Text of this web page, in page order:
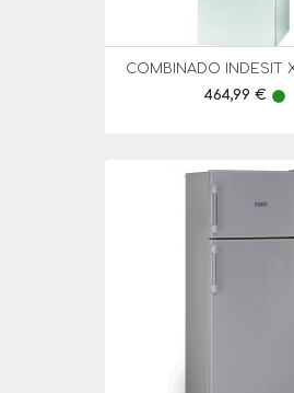
COMBINADO INDESIT
Preço
464,99 € lens